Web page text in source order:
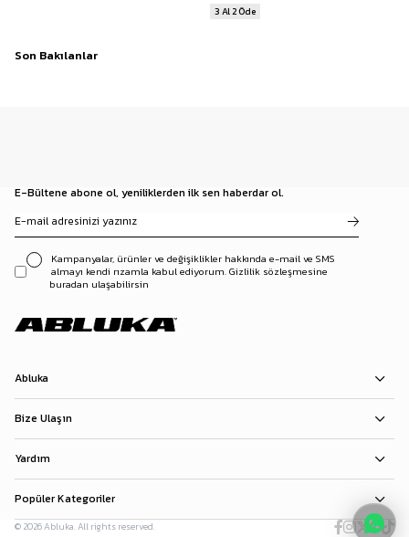
3 Al 2 Öde
Son Bakılanlar
E-Bültene abone ol, yeniliklerden ilk sen haberdar ol.
Kampanyalar, ürünler ve değişiklikler hakkında e-mail ve SMS
almayı kendi rızamla kabul ediyorum. Gizlilik sözleşmesine
buradan ulaşabilirsin
Abluka
Bize Ulaşın
Yardım
Popüler Kategoriler
© 2026 Abluka. All rights reserved.